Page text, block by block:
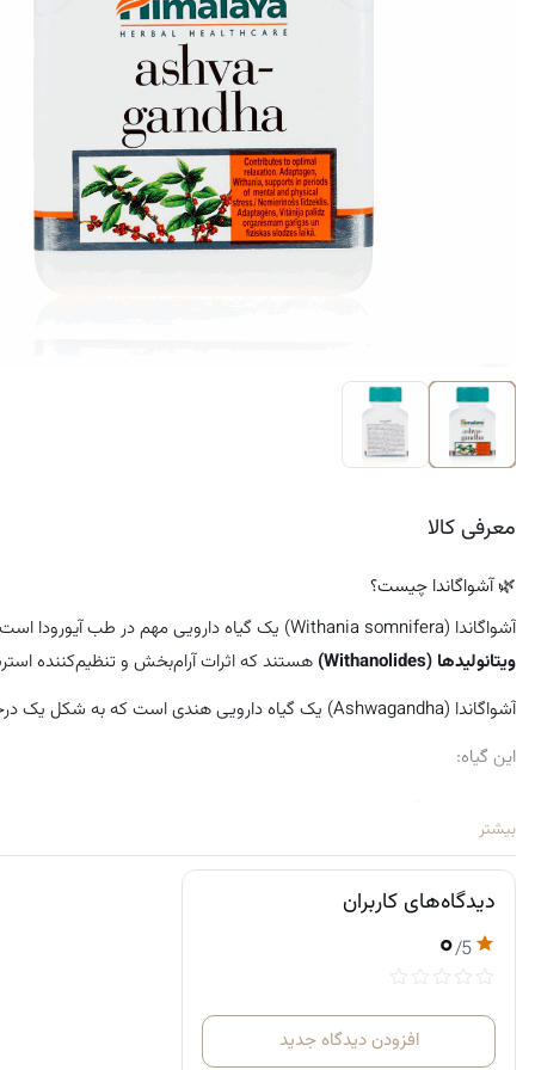
معرفی کالا
🌿 آشواگاندا چیست؟
آشواگاندا (Withania somnifera) یک گیاه دارویی مهم در طب آیورودا است که به آن «جینسینگ هندی» هم گفته می‌شود. بخش اصلی فعال آن ترکیباتی به نام
ویتانولیدها (Withanolides)
هستند که اثرات آرام‌بخش و تنظیم‌کننده
آشواگاندا (Ashwagandha) یک گیاه دارویی هندی است که به شکل یک درختچه کوچک با ارتفاع حدود
این گیاه:
میوه‌های کوچک قرمز-نارنجی تولید می‌کند
ریشه‌های غده‌ای و ضخیم دارد
آشواگاندا یک گیاه دارویی و درمان سنتی است که در
یافت
این گیاه متعلق به خانواده «جینسینگ‌ها» است و بیش از
💪 مزایا
بیشتر
دیدگاه‌های کاربران
۰/5
افزودن دیدگاه جدید